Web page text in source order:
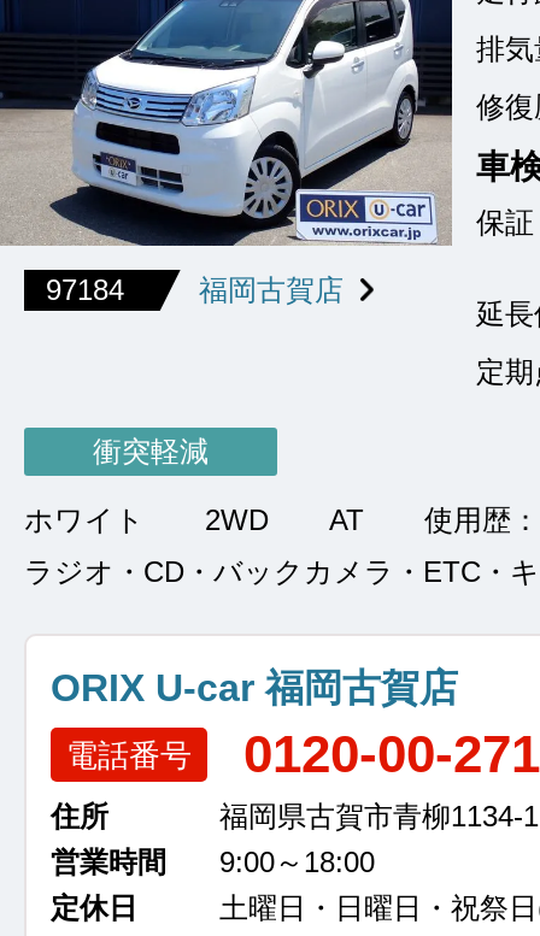
97184 福岡古賀店
排気
修復
車
保証
延
定
衝突軽減
ホワイト 2WD AT
使用歴
ラジオ・CD・バックカメラ・ETC・
ORIX U-car 福岡古賀店
電話番号 0120-00-
住所
福岡県古賀市青柳1134-1
営業時間
9:00～18:00
定休日
土曜日・日曜日・祝祭日